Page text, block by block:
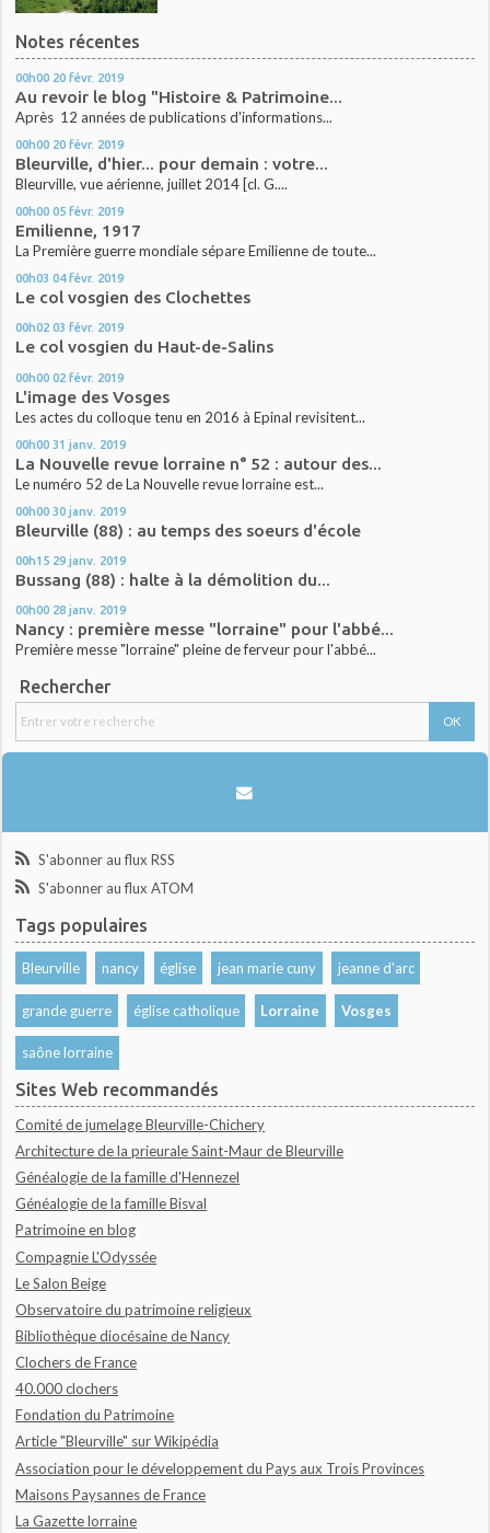
Notes récentes
00h00 20 févr. 2019
Au revoir le blog "Histoire & Patrimoine...
Après 12 années de publications d'informations...
00h00 20 févr. 2019
Bleurville, d'hier... pour demain : votre...
Bleurville, vue aérienne, juillet 2014 [cl. G....
00h00 05 févr. 2019
Emilienne, 1917
La Première guerre mondiale sépare Emilienne de toute...
00h03 04 févr. 2019
Le col vosgien des Clochettes
00h02 03 févr. 2019
Le col vosgien du Haut-de-Salins
00h00 02 févr. 2019
L'image des Vosges
Les actes du colloque tenu en 2016 à Epinal revisitent...
00h00 31 janv. 2019
La Nouvelle revue lorraine n° 52 : autour des...
Le numéro 52 de La Nouvelle revue lorraine est...
00h00 30 janv. 2019
Bleurville (88) : au temps des soeurs d'école
00h15 29 janv. 2019
Bussang (88) : halte à la démolition du...
00h00 28 janv. 2019
Nancy : première messe "lorraine" pour l'abbé...
Première messe "lorraine" pleine de ferveur pour l'abbé...
Rechercher
S'abonner au flux RSS
S'abonner au flux ATOM
Tags populaires
Bleurville nancy église jean marie cuny jeanne d'arc
grande guerre église catholique Lorraine Vosges
saône lorraine
Sites Web recommandés
Comité de jumelage Bleurville-Chichery
Architecture de la prieurale Saint-Maur de Bleurville
Généalogie de la famille d'Hennezel
Généalogie de la famille Bisval
Patrimoine en blog
Compagnie L'Odyssée
Le Salon Beige
Observatoire du patrimoine religieux
Bibliothèque diocésaine de Nancy
Clochers de France
40.000 clochers
Fondation du Patrimoine
Article "Bleurville" sur Wikipédia
Association pour le développement du Pays aux Trois Provinces
Maisons Paysannes de France
La Gazette lorraine